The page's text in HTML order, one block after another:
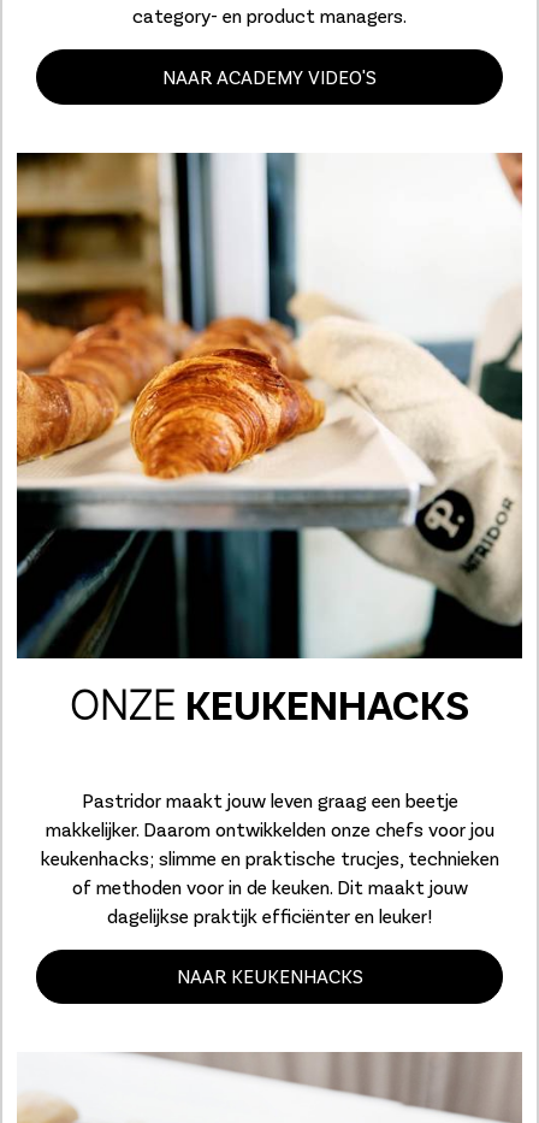
category- en product managers.
NAAR ACADEMY VIDEO'S
ONZE KEUKENHACKS
Pastridor maakt jouw leven graag een beetje
makkelijker. Daarom ontwikkelden onze chefs voor jou
keukenhacks; slimme en praktische trucjes, technieken
of methoden voor in de keuken. Dit maakt jouw
dagelijkse praktijk efficiënter en leuker!
NAAR KEUKENHACKS